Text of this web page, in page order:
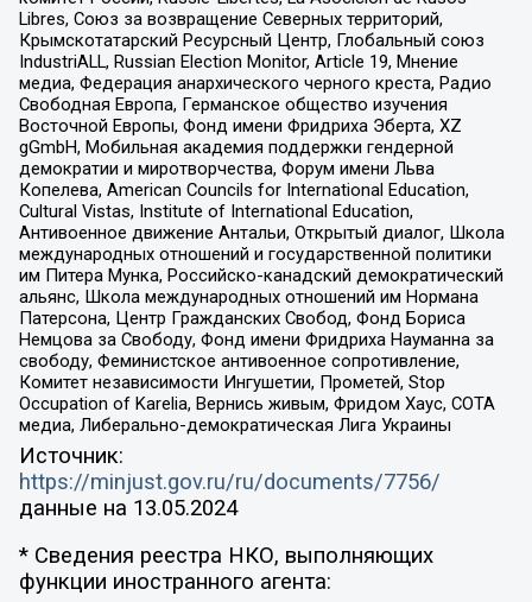
Libres, Союз за возвращение Северных территорий,
Крымскотатарский Ресурсный Центр, Глобальный союз
IndustriALL, Russian Election Monitor, Article 19, Мнение
медиа, Федерация анархического черного креста, Радио
Свободная Европа, Германское общество изучения
Восточной Европы, Фонд имени Фридриха Эберта, XZ
gGmbH, Мобильная академия поддержки гендерной
демократии и миротворчества, Форум имени Льва
Копелева, American Councils for International Education,
Cultural Vistas, Institute of International Education,
Антивоенное движение Антальи, Открытый диалог, Школа
международных отношений и государственной политики
им Питера Мунка, Российско-канадский демократический
альянс, Школа международных отношений им Нормана
Патерсона, Центр Гражданских Свобод, Фонд Бориса
Немцова за Свободу, Фонд имени Фридриха Науманна за
свободу, Феминистское антивоенное сопротивление,
Комитет независимости Ингушетии, Прометей, Stop
Occupation of Karelia, Вернись живым, Фридом Хаус, СОТА
медиа, Либерально-демократическая Лига Украины
Источник:
https://minjust.gov.ru/ru/documents/7756/
данные на 13.05.2024
* Сведения реестра НКО, выполняющих
функции иностранного агента: